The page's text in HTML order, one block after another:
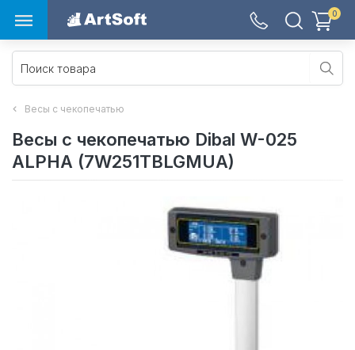
0
Весы с чекопечатью
Весы с чекопечатью Dibal W-025
ALPHA (7W251TBLGMUA)